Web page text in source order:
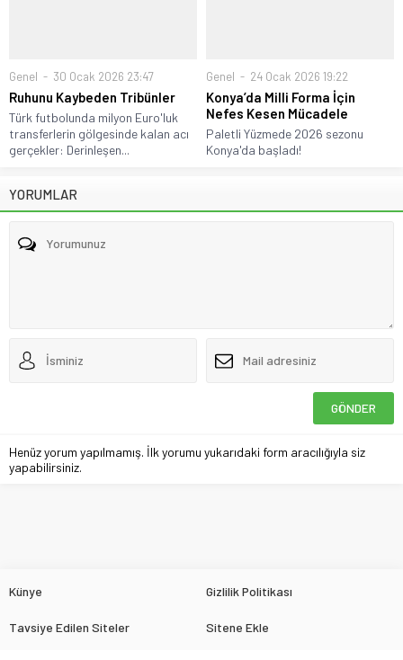
Genel 30 Ocak 2026 23:47
Ruhunu Kaybeden Tribünler
Türk futbolunda milyon Euro'luk
transferlerin gölgesinde kalan acı
gerçekler: Derinleşen...
Genel 24 Ocak 2026 19:22
Konya’da Milli Forma İçin
Nefes Kesen Mücadele
Paletli Yüzmede 2026 sezonu
Konya'da başladı!
YORUMLAR
Henüz yorum yapılmamış. İlk yorumu yukarıdaki form aracılığıyla siz
yapabilirsiniz.
Künye Gizlilik Politikası
Tavsiye Edilen Siteler Sitene Ekle